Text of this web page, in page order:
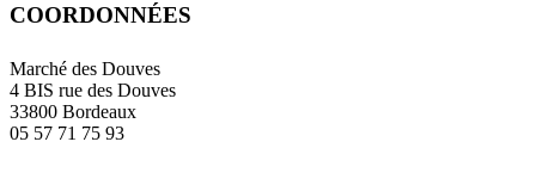
COORDONNÉES
Marché des Douves
4 BIS rue des Douves
33800 Bordeaux
05 57 71 75 93